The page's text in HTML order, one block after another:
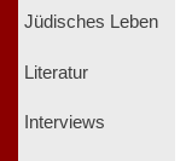
Jüdisches Leben
Literatur
Interviews